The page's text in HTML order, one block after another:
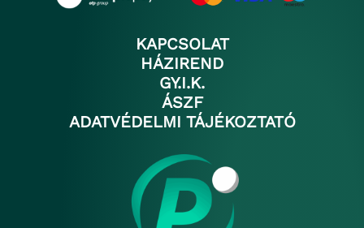
KAPCSOLAT
HÁZIREND
GY.I.K.
ÁSZF
ADATVÉDELMI TÁJÉKOZTATÓ